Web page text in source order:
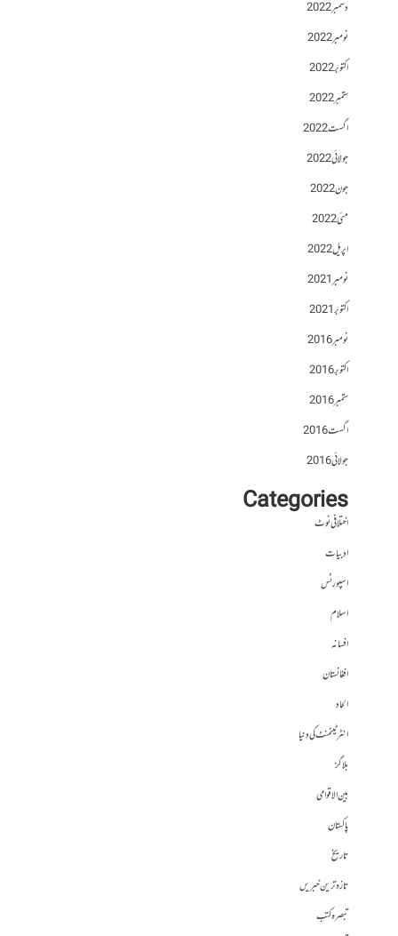
دسمبر 2022
نومبر 2022
اکتوبر 2022
ستمبر 2022
اگست 2022
جولائی 2022
جون 2022
مئی 2022
اپریل 2022
نومبر 2021
اکتوبر 2021
نومبر 2016
اکتوبر 2016
ستمبر 2016
اگست 2016
جولائی 2016
Categories
اختلافی نوٹ
ادبیات
اسپورٹس
اسلام
افسانہ
افغانستان
الحاد
انٹرٹینمنٹ کی دنیا
بلاگز
بین الاقوامی
پاکستان
تاریخ
تازہ ترین خبریں
تبصرہ کتب